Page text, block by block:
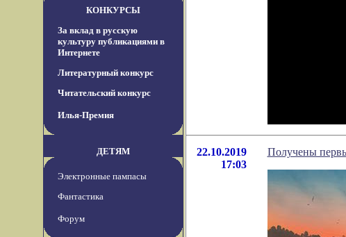
КОНКУРСЫ
За вклад в русскую
культуру публикациями в
Интернете
Литературный конкурс
Читательский конкурс
Илья-Премия
ДЕТЯМ
Электронные пампасы
Фантастика
Форум
22.10.2019
17:03
Получены